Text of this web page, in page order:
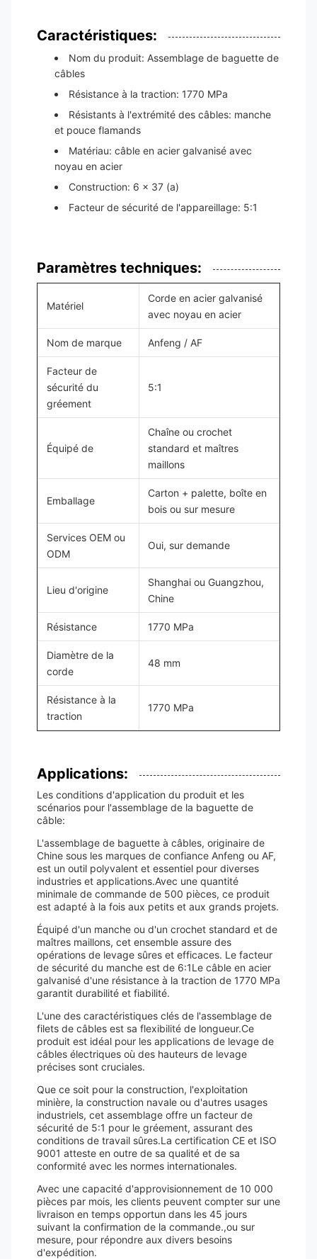
Caractéristiques:
Nom du produit: Assemblage de baguette de
câbles
Résistance à la traction: 1770 MPa
Résistants à l'extrémité des câbles: manche
et pouce flamands
Matériau: câble en acier galvanisé avec
noyau en acier
Construction: 6 x 37 (a)
Facteur de sécurité de l'appareillage: 5:1
Paramètres techniques:
Matériel
Corde en acier galvanisé
avec noyau en acier
Nom de marque Anfeng / AF
Facteur de
sécurité du
gréement
5:1
Équipé de
Chaîne ou crochet
standard et maîtres
maillons
Emballage
Carton + palette, boîte en
bois ou sur mesure
Services OEM ou
ODM
Oui, sur demande
Lieu d'origine
Shanghai ou Guangzhou,
Chine
Résistance 1770 MPa
Diamètre de la
corde
48 mm
Résistance à la
traction
1770 MPa
Applications:
Les conditions d'application du produit et les
scénarios pour l'assemblage de la baguette de
câble:
L'assemblage de baguette à câbles, originaire de
Chine sous les marques de confiance Anfeng ou AF,
est un outil polyvalent et essentiel pour diverses
industries et applications.Avec une quantité
minimale de commande de 500 pièces, ce produit
est adapté à la fois aux petits et aux grands projets.
Équipé d'un manche ou d'un crochet standard et de
maîtres maillons, cet ensemble assure des
opérations de levage sûres et efficaces. Le facteur
de sécurité du manche est de 6:1Le câble en acier
galvanisé d'une résistance à la traction de 1770 MPa
garantit durabilité et fiabilité.
L'une des caractéristiques clés de l'assemblage de
filets de câbles est sa flexibilité de longueur.Ce
produit est idéal pour les applications de levage de
câbles électriques où des hauteurs de levage
précises sont cruciales.
Que ce soit pour la construction, l'exploitation
minière, la construction navale ou d'autres usages
industriels, cet assemblage offre un facteur de
sécurité de 5:1 pour le gréement, assurant des
conditions de travail sûres.La certification CE et ISO
9001 atteste en outre de sa qualité et de sa
conformité avec les normes internationales.
Avec une capacité d'approvisionnement de 10 000
pièces par mois, les clients peuvent compter sur une
livraison en temps opportun dans les 45 jours
suivant la confirmation de la commande.,ou sur
mesure, pour répondre aux divers besoins
d'expédition.